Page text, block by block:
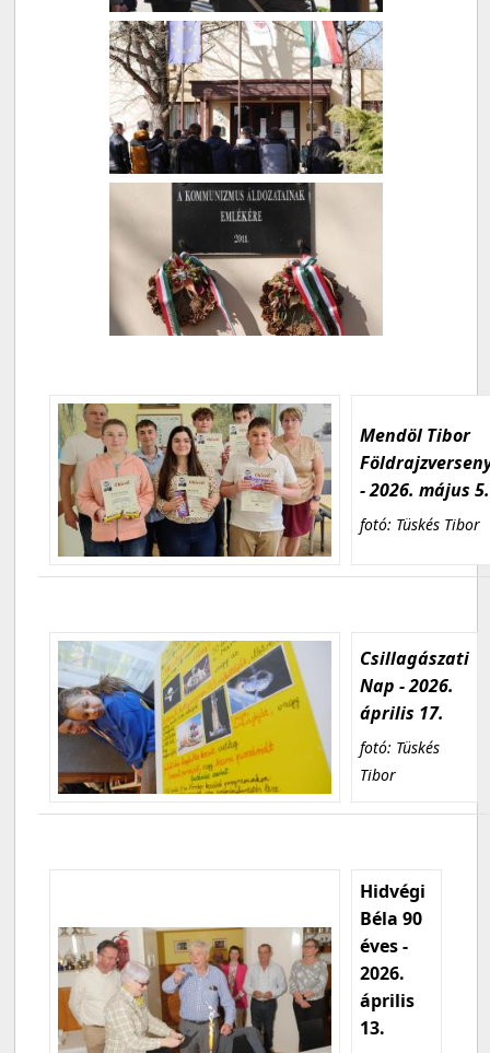
Mendöl Tibor
- 2026. május 5.
fotó: Tüskés Tibor
Csillagászati
Nap - 2026.
április 17.
fotó: Tüskés
Tibor
Hidvégi
Béla 90
éves -
2026.
április
13.